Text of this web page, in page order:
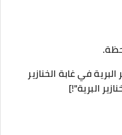
في غابة الخنازير
البرية"!]